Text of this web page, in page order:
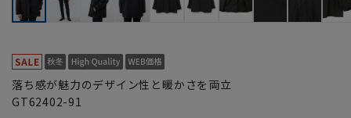
落ち感が魅力のデザイン性と暖かさを両立
GT62402-91